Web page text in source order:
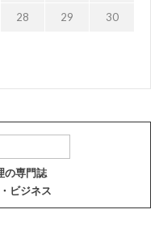
28 29 30
の専門誌
ビジネス